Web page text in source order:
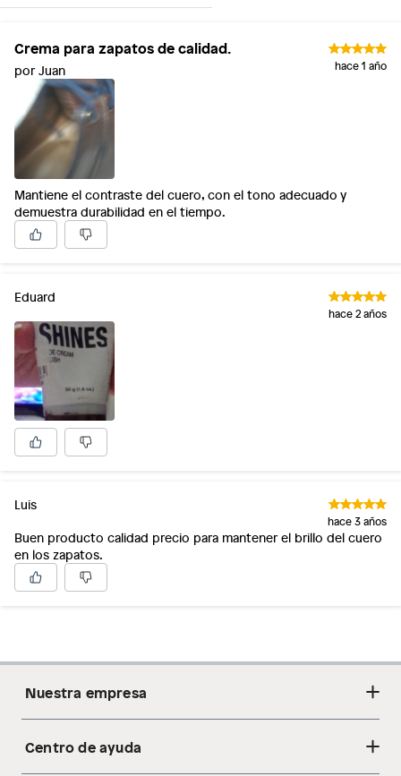
Crema para zapatos de calidad.
por Juan hace 1 año
Mantiene el contraste del cuero, con el tono adecuado y
demuestra durabilidad en el tiempo.
Eduard
hace 2 años
Luis
hace 3 años
Buen producto calidad precio para mantener el brillo del cuero
en los zapatos.
Nuestra empresa
Acerca de nosotros
Centro de ayuda